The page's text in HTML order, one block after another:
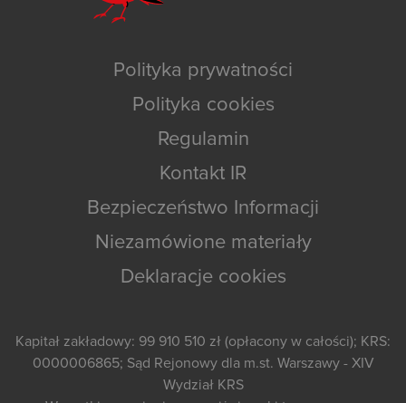
Polityka prywatności
Polityka cookies
Regulamin
Kontakt IR
Bezpieczeństwo Informacji
Niezamówione materiały
Deklaracje cookies
Kapitał zakładowy: 99 910 510 zł (opłacony w całości); KRS:
0000006865; Sąd Rejonowy dla m.st. Warszawy - XIV
Wydział KRS